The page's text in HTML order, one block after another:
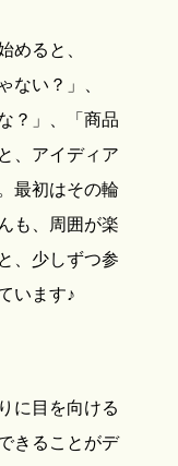
めると、
ない？」、
？」、「商品
、アイディア
最初はその輪
も、周囲が楽
、少しずつ参
います♪
に目を向ける
きることがデ